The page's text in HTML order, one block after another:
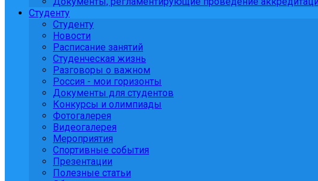
Студенту
Студенту
Новости
Расписание занятий
Студенческая жизнь
Разговоры о важном
Россия - мои горизонты
Документы для студентов
Конкурсы и олимпиады
Фотогалерея
Видеогалерея
Мероприятия
Спортивные события
Презентации
Полезные статьи